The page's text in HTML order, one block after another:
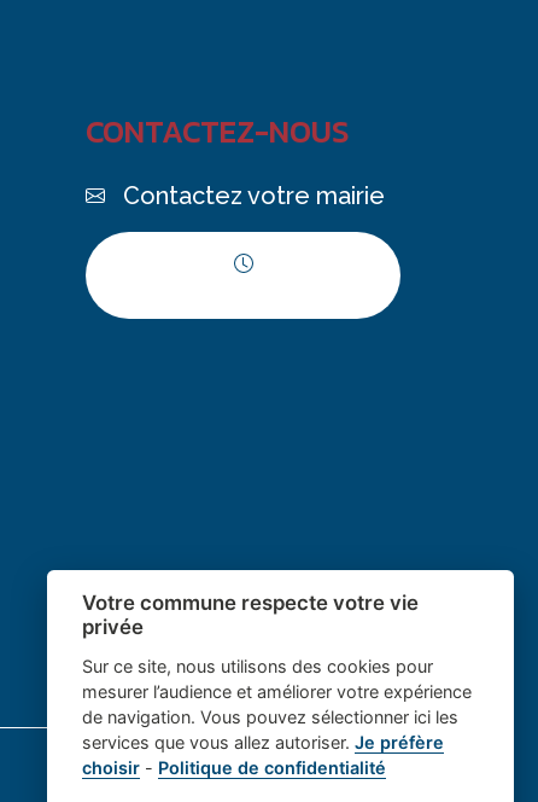
CONTACTEZ-NOUS
Contactez votre mairie
Votre commune respecte votre vie
privée
Sur ce site, nous utilisons des cookies pour
mesurer l’audience et améliorer votre expérience
de navigation. Vous pouvez sélectionner ici les
services que vous allez autoriser. Je préfère
choisir- Politique de confidentialité